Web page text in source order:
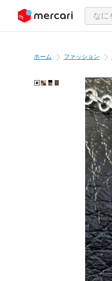
ツにスキップ
ホーム ファッション